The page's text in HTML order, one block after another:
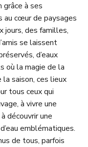
grâce à ses
au cœur de paysages
jours, des familles,
se laissent
d’eaux
où la magie de la
saison, ces lieux
tous ceux qui
à vivre une
découvrir une
emblématiques.
de tous, parfois